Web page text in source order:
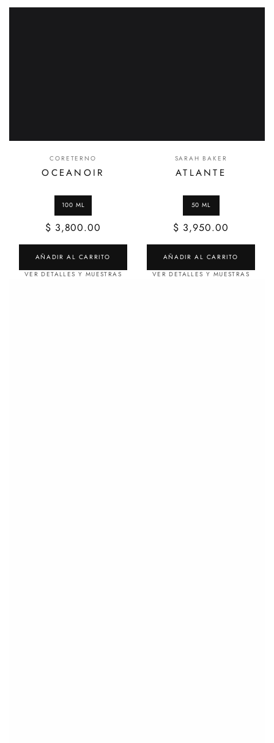
CORETERNO
OCEANOIR
$ 3,800.00
AÑADIR AL CARRITO
VER DETALLES Y MUESTRAS
SARAH BAKER
ATLANTE
$ 3,950.00
AÑADIR AL CARRITO
VER DETALLES Y MUESTRAS